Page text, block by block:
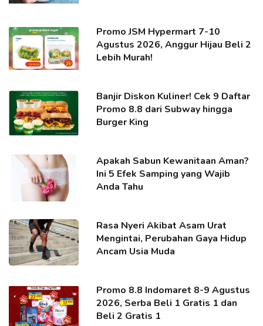
Promo JSM Hypermart 7-10
Agustus 2026, Anggur Hijau Beli 2
Lebih Murah!
Banjir Diskon Kuliner! Cek 9 Daftar
Promo 8.8 dari Subway hingga
Burger King
Apakah Sabun Kewanitaan Aman?
Ini 5 Efek Samping yang Wajib
Anda Tahu
Rasa Nyeri Akibat Asam Urat
Mengintai, Perubahan Gaya Hidup
Ancam Usia Muda
Promo 8.8 Indomaret 8-9 Agustus
2026, Serba Beli 1 Gratis 1 dan
Beli 2 Gratis 1